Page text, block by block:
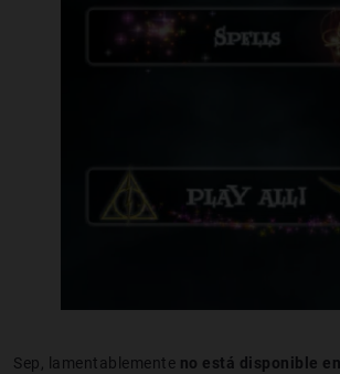
Sep, lamentablemente no está disponible